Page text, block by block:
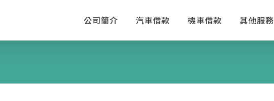
公司簡介 汽車借款 機車借款 其他服務